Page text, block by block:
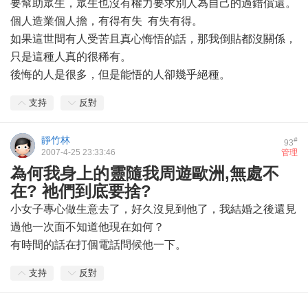
要幫助眾生，眾生也沒有權力要求別人為自己的過錯償還。
個人造業個人擔，有得有失 有失有得。
如果這世間有人受苦且真心悔悟的話，那我倒貼都沒關係，
只是這種人真的很稀有。
後悔的人是很多，但是能悟的人卻幾乎絕種。
支持 反對
93#
靜竹林
管理
2007-4-25 23:33:46
為何我身上的靈隨我周遊歐洲,無處不
在? 祂們到底要捨?
小女子專心做生意去了，好久沒見到他了，我結婚之後還見
過他一次面不知道他現在如何？
有時間的話在打個電話問候他一下。
支持 反對